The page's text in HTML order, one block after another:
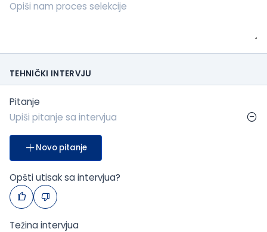
TEHNIČKI INTERVJU
Pitanje
Novo pitanje
Opšti utisak sa intervjua?
Težina intervjua